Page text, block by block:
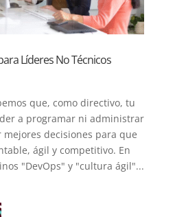
Líderes No Técnicos
que, como directivo, tu
a programar ni administrar
decisiones para que
ágil y competitivo. En
"DevOps" y "cultura ágil"...